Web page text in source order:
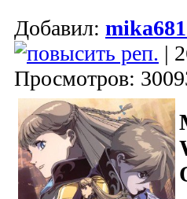
Добавил:
|
Просмотров: